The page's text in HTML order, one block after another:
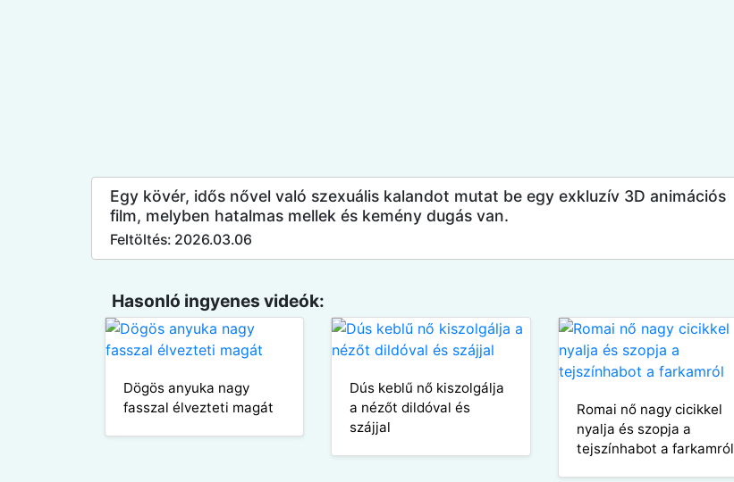
Egy kövér, idős nővel való szexuális kalandot mutat be egy exkluzív 3D animációs
film, melyben hatalmas mellek és kemény dugás van.
Feltöltés: 2026.03.06
Hasonló ingyenes videók:
Dögös anyuka nagy
fasszal élvezteti magát
Dús keblű nő kiszolgálja
a nézőt dildóval és
szájjal
Romai nő nagy cicikkel
nyalja és szopja a
tejszínhabot a farkamról